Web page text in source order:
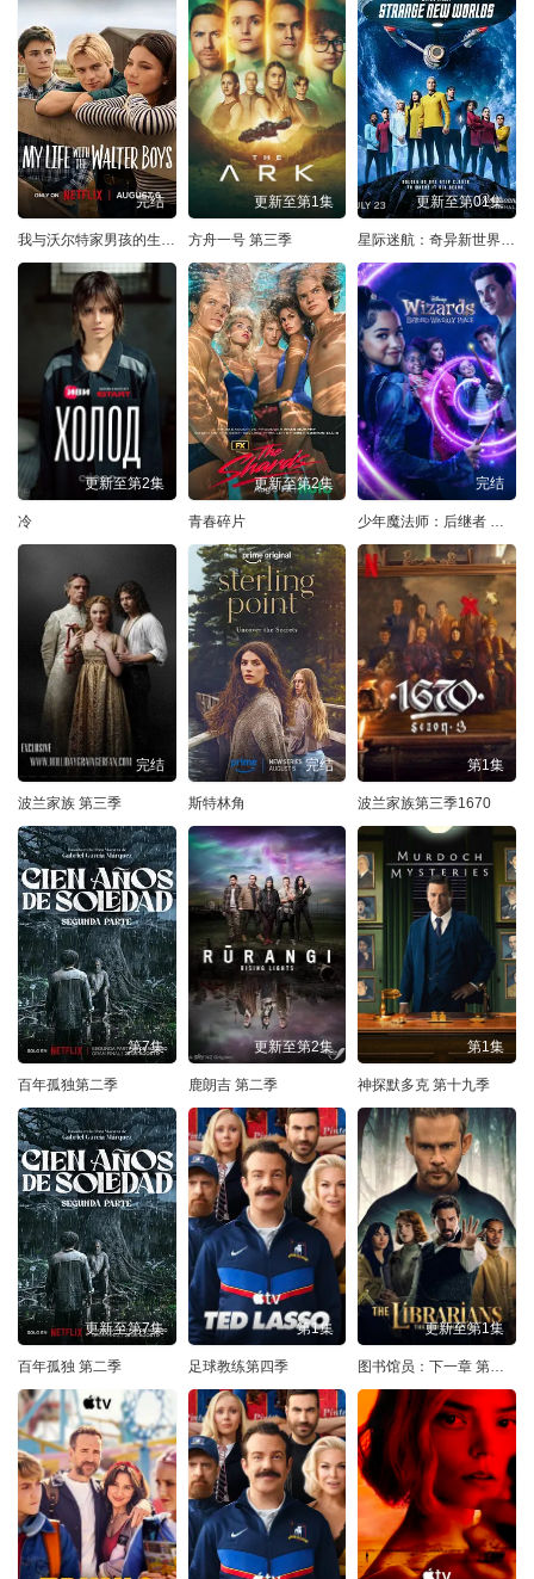
完结
我与沃尔特家男孩的生活 第三季
更新至第1集
方舟一号 第三季
更新至第01集
星际迷航：奇异新世界 第四季
更新至第2集
冷
更新至第2集
青春碎片
完结
少年魔法师：后继者 第三季
完结
波兰家族 第三季
完结
斯特林角
第1集
波兰家族第三季1670
第7集
百年孤独第二季
更新至第2集
鹿朗吉 第二季
第1集
神探默多克 第十九季
更新至第7集
百年孤独 第二季
第1集
足球教练第四季
更新至第1集
图书馆员：下一章 第二季